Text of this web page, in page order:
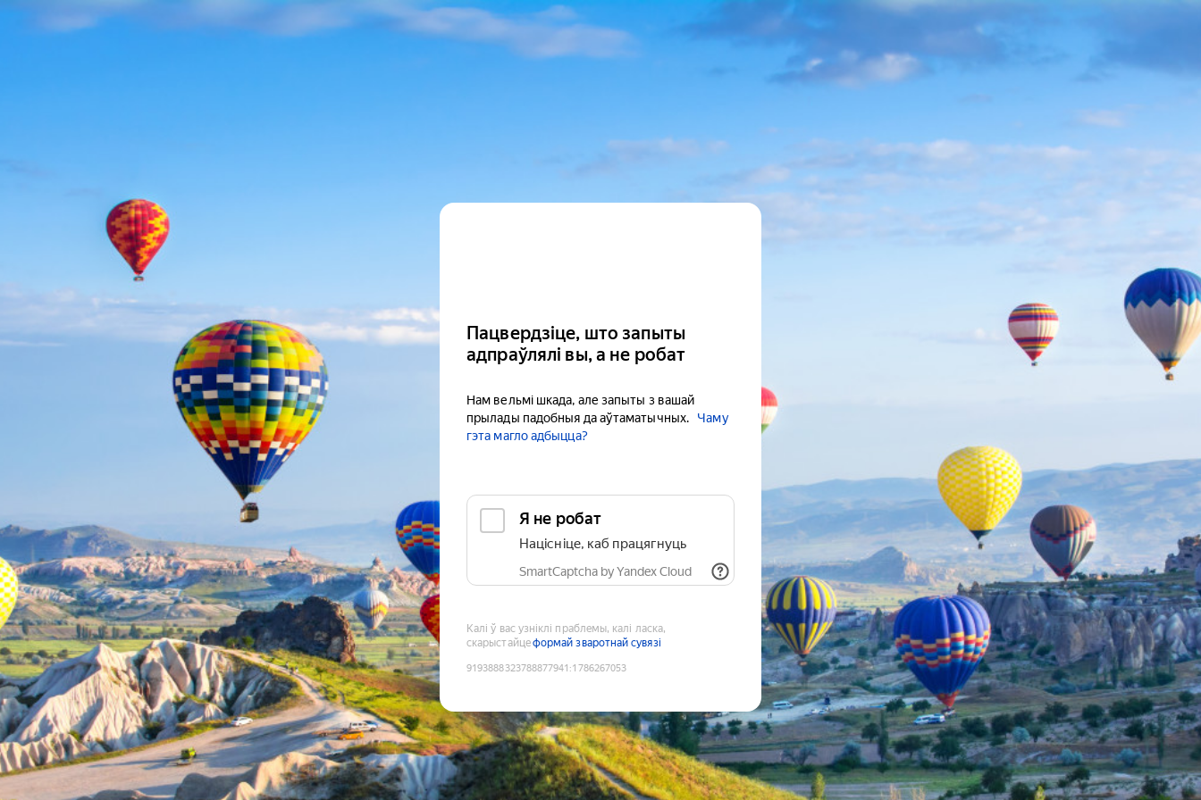
Пацвердзіце, што запыты
адпраўлялі вы, а не робат
Нам вельмі шкада, але запыты з вашай
прылады падобныя да аўтаматычных.
Чаму
гэта магло адбыцца?
Я не робат
Націсніце, каб працягнуць
SmartCaptcha by Yandex Cloud
Калі ў вас узніклі праблемы, калі ласка,
скарыстайцеформай зваротнай сувязі
9193888323788877941 :1786267053